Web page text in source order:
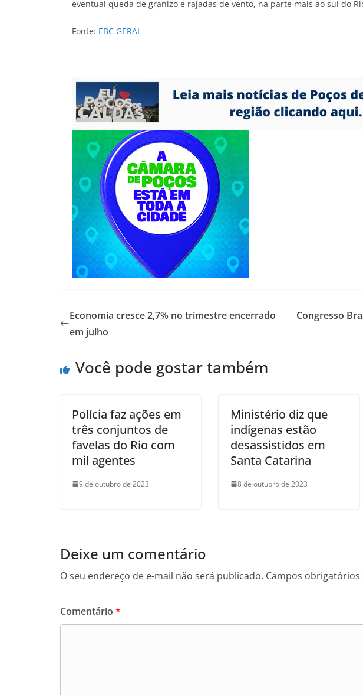
eventual queda de granizo e rajadas de vento, na parte mais ao sul do
Fonte: EBC GERAL
Economia cresce 2,7% no trimestre encerrado
em julho
Congresso
Você pode gostar também
Polícia faz ações em
três conjuntos de
favelas do Rio com
mil agentes
9 de outubro de 2023
Ministério diz que
indígenas estão
desassistidos em
Santa Catarina
8 de outubro de 2023
Deixe um comentário
O seu endereço de e-mail não será publicado. Campos
Comentário *